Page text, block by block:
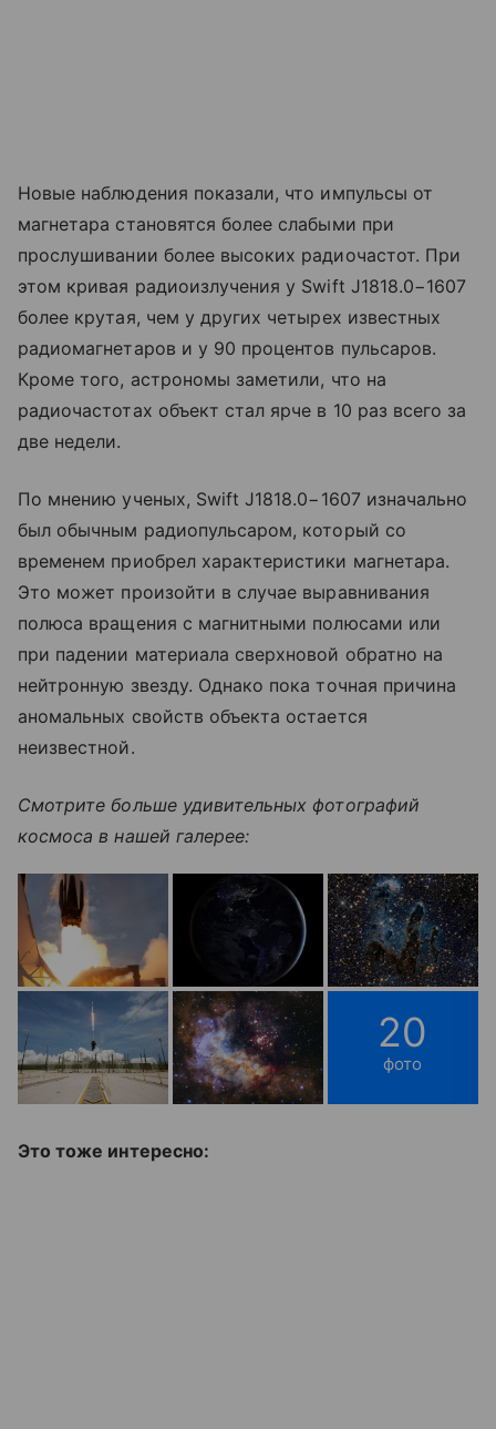
Новые наблюдения показали, что импульсы от
магнетара становятся более слабыми при
прослушивании более высоких радиочастот. При
этом кривая радиоизлучения у Swift J1818.0−1607
более крутая, чем у других четырех известных
радиомагнетаров и у 90 процентов пульсаров.
Кроме того, астрономы заметили, что на
радиочастотах объект стал ярче в 10 раз всего за
две недели.
По мнению ученых, Swift J1818.0−1607 изначально
был обычным радиопульсаром, который со
временем приобрел характеристики магнетара.
Это может произойти в случае выравнивания
полюса вращения с магнитными полюсами или
при падении материала сверхновой обратно на
нейтронную звезду. Однако пока точная причина
аномальных свойств объекта остается
неизвестной.
Смотрите больше удивительных фотографий
космоса в нашей галерее:
20
фото
Это тоже интересно: